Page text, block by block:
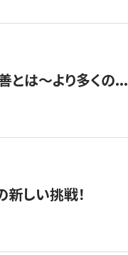
とは～より多くの...
新しい挑戦！